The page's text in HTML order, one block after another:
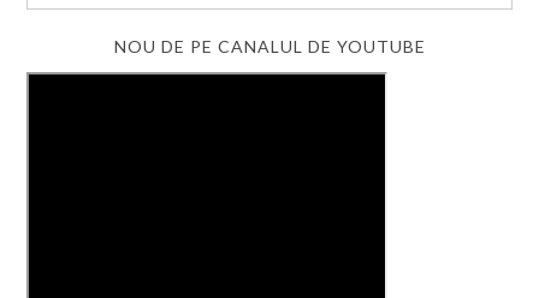
NOU DE PE CANALUL DE YOUTUBE